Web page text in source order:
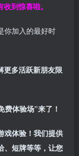
到惊喜啦。
你加入的最好时
更多活跃新朋友限
费体验场”来了！
戏体验！我们提供
、短牌等等，让您